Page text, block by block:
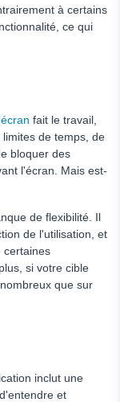
à certains
ce qui
fait le travail,
de temps, de
bloquer des
l'écran. Mais est-
de flexibilité. Il
de l'utilisation, et
certaines
si votre cible
que sur
inclut une
et